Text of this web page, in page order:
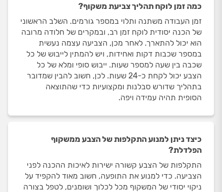
כמה זמן לוקח תהליך צביעת משקוף?
זמן העבודה משתנה ותלוי במספר גורמים. השלב הראשוני
של הכנה יסודית לוקח זמן רב, ובמקרים של חלודה מרובה
הוא יכול להתארך. לאחר מכן, הצביעה עצמה נעשית
במספר שכבות דקות ואחידות, ויש להמתין לייבוש של כל
שכבה בין שעה למספר שעות. ייבוש סופי ומלא של כל
הצבע יכול לקחת כ-24 שעות. לכן, חשוב להבין שמדובר
בתהליך שדורש סבלנות ומקצועיות כדי שהתוצאה
הסופית תהיה עמידה ויפה.
כיצד ניתן למנוע התקלפות של הצבע ממשקוף
הפלדלת?
התקלפות של הצבע קשורה ישירות לאיכות ההכנה לפני
הצביעה. כדי למנוע את התופעה, חשוב מאוד להקפיד על
ניקוי יסודי של המשקוף מכל לכלוך ושומנים, לטפל בצורה